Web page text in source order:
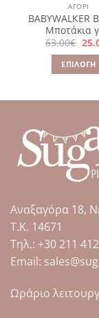
ΑΓΌΡΙ
BABYWALKER
Μποτάκια
63.00€
was:
ΕΠΙΛΟΓΉ
έχει
Οι
να
στη
του
Αναξαγόρα 18,
Τ.Κ. 14671
Tηλ.: +30 211
Email:
Ωράριο